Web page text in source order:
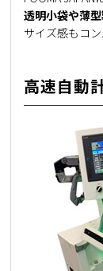
透明小袋や薄
サイズ感もコ
高速自動